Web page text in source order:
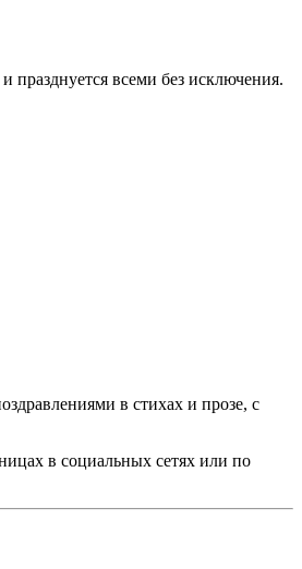
всеми без исключения.
в стихах и прозе, с
в социальных сетях или по